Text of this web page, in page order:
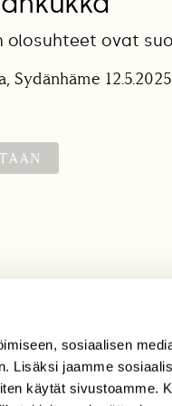
sosiaalisen
Lisäksi jaamme
käytät sivustoamme.
olosuhteet ovat
Sydänhäme 12.5.2025